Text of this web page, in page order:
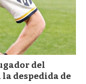
del
despedida de